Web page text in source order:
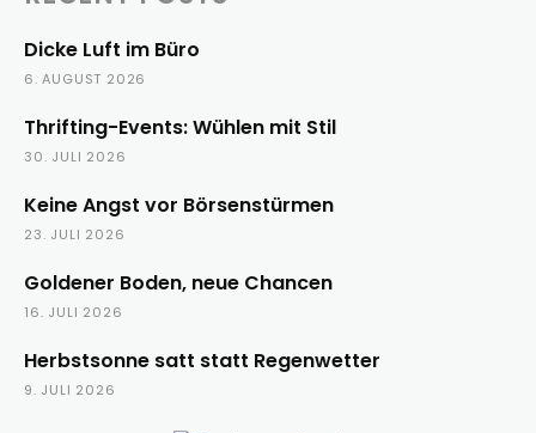
Dicke Luft im Büro
6. AUGUST 2026
Thrifting-Events: Wühlen mit Stil
30. JULI 2026
Keine Angst vor Börsenstürmen
23. JULI 2026
Goldener Boden, neue Chancen
16. JULI 2026
Herbstsonne satt statt Regenwetter
9. JULI 2026